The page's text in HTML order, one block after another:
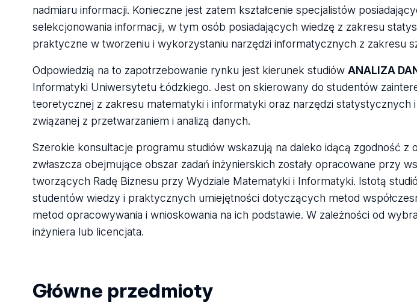
nadmiaru informacji. Konieczne jest zatem kształcenie specjalistów
selekcjonowania informacji, w tym osób posiadających wiedzę z zakresu
praktyczne w tworzeniu i wykorzystaniu narzędzi informatycznych z zakresu
Odpowiedzią na to zapotrzebowanie rynku jest kierunek studiów ANALIZA
Informatyki Uniwersytetu Łódzkiego. Jest on skierowany do studentów
teoretycznej z zakresu matematyki i informatyki oraz narzędzi
związanej z przetwarzaniem i analizą danych.
Szerokie konsultacje programu studiów wskazują na daleko idącą zgodność z
zwłaszcza obejmujące obszar zadań inżynierskich zostały opracowane przy
tworzących Radę Biznesu przy Wydziale Matematyki i Informatyki. Istotą
studentów wiedzy i praktycznych umiejętności dotyczących metod
metod opracowywania i wnioskowania na ich podstawie. W zależności od
inżyniera lub licencjata.
Główne przedmioty